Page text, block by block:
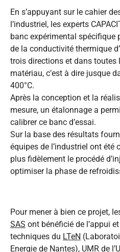
En s’appuyant sur le cahier
l’industriel, les experts
banc expérimental spécifique
de la conductivité thermique
trois directions et dans toutes
matériau, c’est à dire jusque
400°C.
Après la conception et la
mesure, un étalonnage a
calibrer ce banc d’essai.
Sur la base des résultats
équipes de l’industriel ont été
plus fidèlement le procédé
optimiser la phase de
Pour mener à bien ce projet,
SAS ont bénéficié de l’appui
techniques du LTeN
Energie de Nantes), UMR de l’